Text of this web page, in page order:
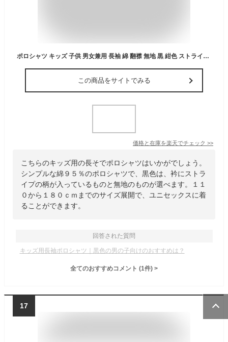
ポロシャツ キッズ 子供 男女兼用 長袖 綿 翻襟 無地 黒 紺色 ストライプ トップス スクール 110cm 120cm 130cm 140cm 150cm 160cm 170cm 180cm
この商品をサイトでみる
価格と在庫を楽天でチェック >>
こちらのキッズ用の長そでポロシャツはいかがでしょう。
シンプルな綿９５％のポロシャツで、黒色は、衿にストラ
イプの柄が入っているものと無地のものが選べます。１１
０から１８０ｃｍまでのサイズ展開で、ユニセックスに着
ることができます。
回答された質問
キッズ用長袖ポロシャツ｜黒色の男の子向けのおすすめは？
全てのおすすめコメント (1件) >
17